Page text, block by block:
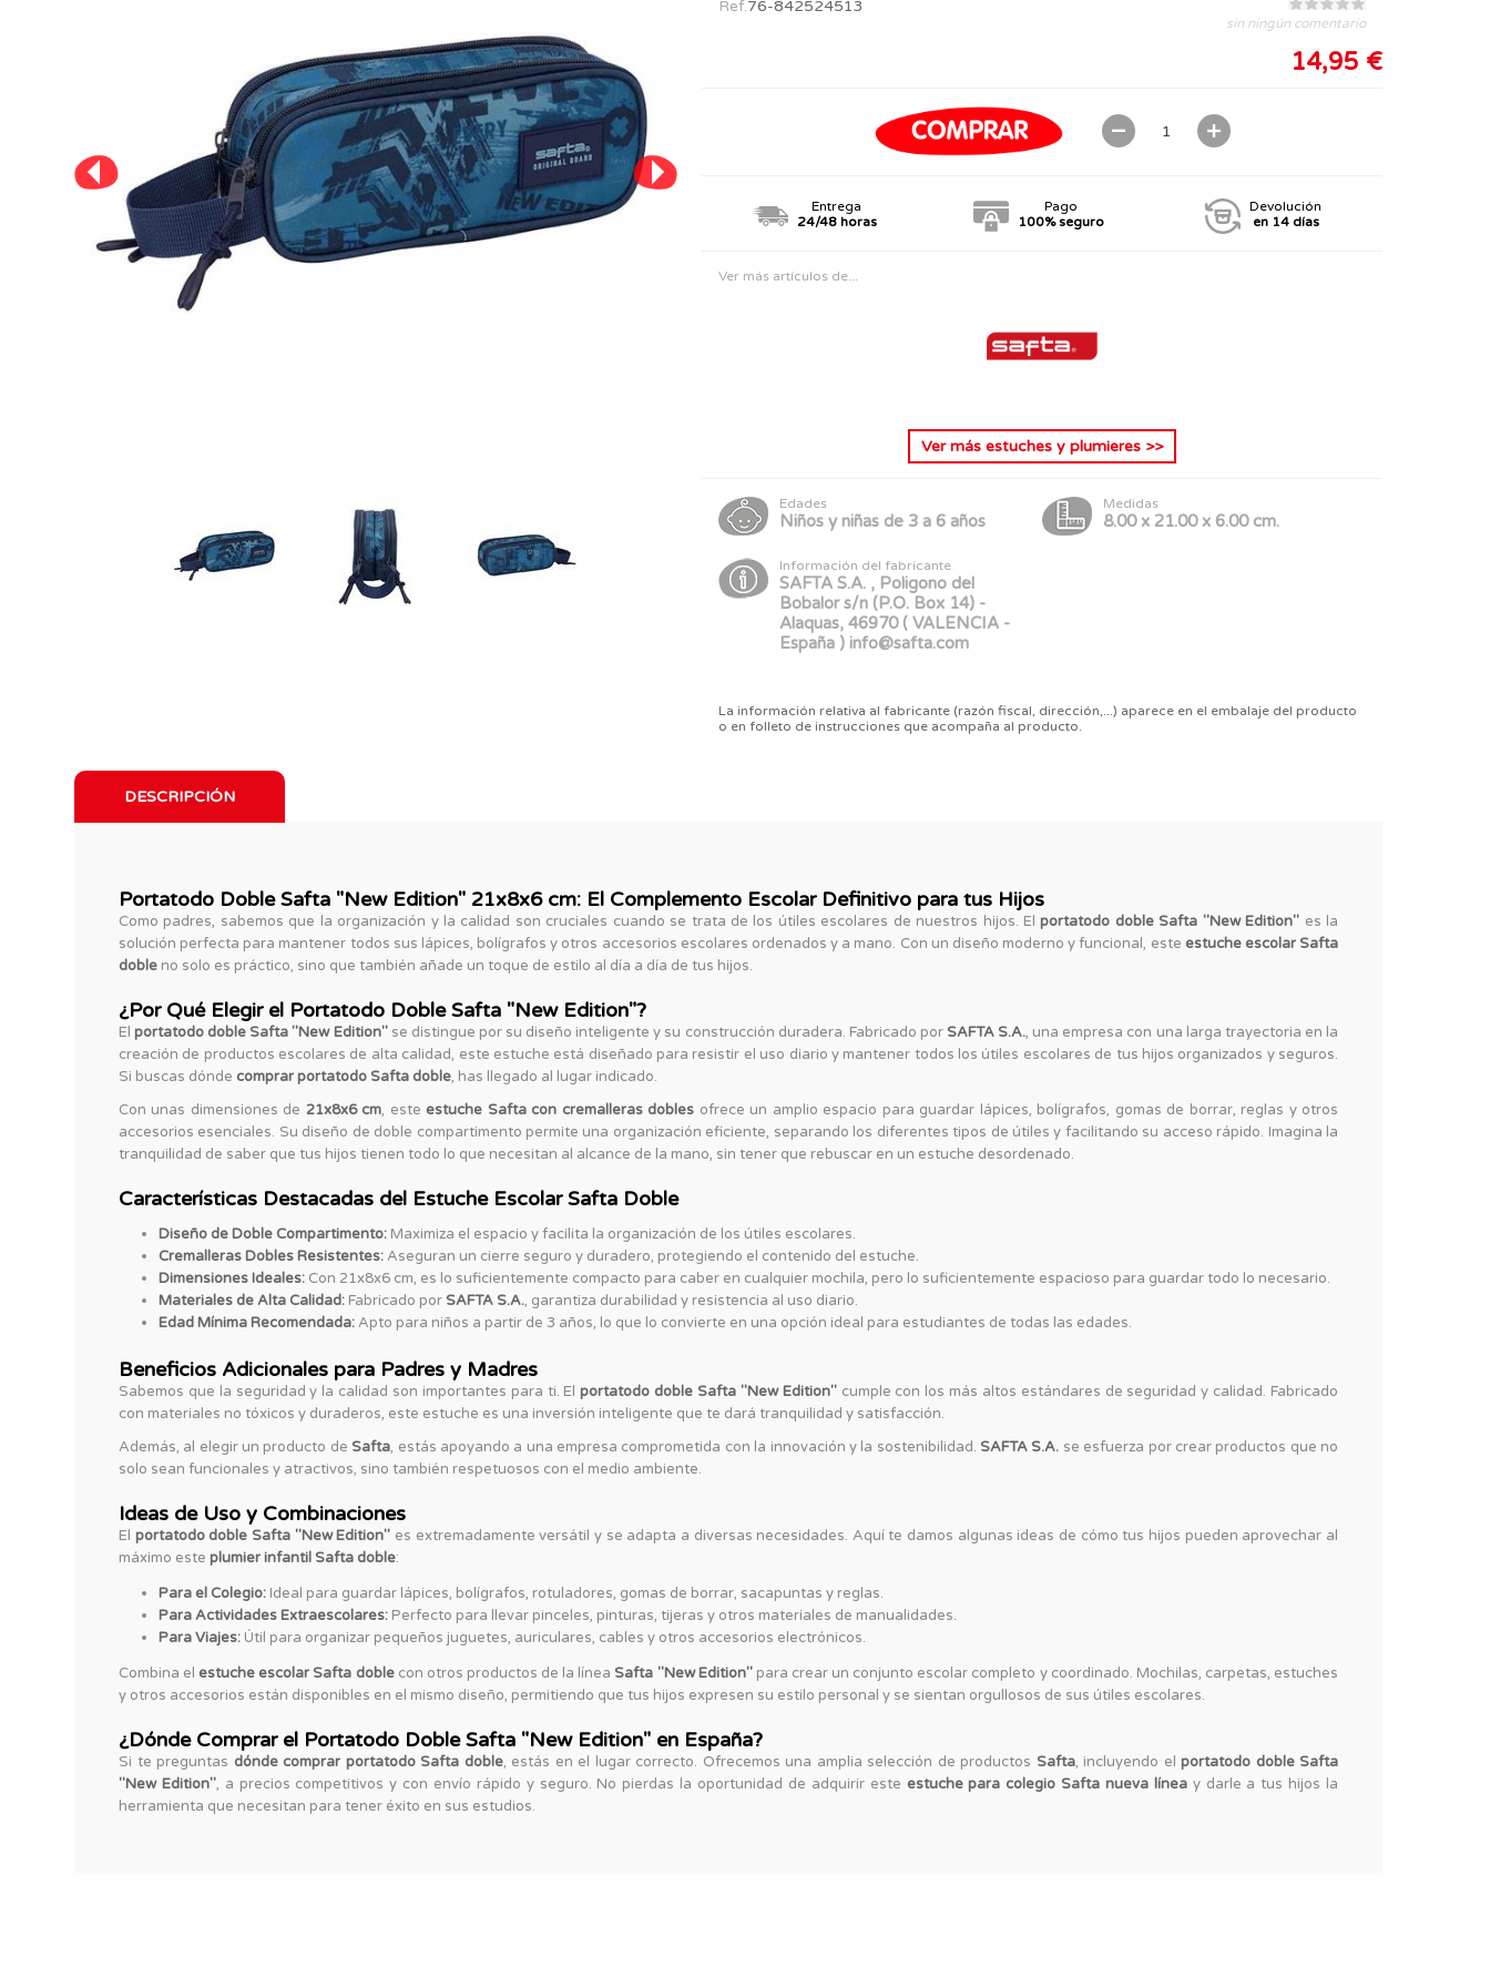
PERSONAJES
Ref.76-842524513
sin ningún comentario
14,95 €
Entrega
24/48 horas
Pago
100% seguro
Devolución
en 14 días
Ver más artículos de...
Ver másestuches y plumieres >>
Edades
Niños y niñas de 3 a 6 años
Medidas
8.00 x 21.00 x 6.00 cm.
Información del fabricante
SAFTA S.A. , Poligono del
Bobalor s/n (P.O. Box 14) -
Alaquas, 46970 ( VALENCIA -
España ) info@safta.com
La información relativa al fabricante (razón fiscal, dirección,...) aparece en el embalaje del producto
o en folleto de instrucciones que acompaña al producto.
DESCRIPCIÓN
Portatodo Doble Safta "New Edition" 21x8x6 cm: El Complemento Escolar Definitivo para tus Hijos
Como padres, sabemos que la organización y la calidad son cruciales cuando se trata de los útiles escolares de nuestros hijos. Elportatodo doble Safta "New Edition" es la
solución perfecta para mantener todos sus lápices, bolígrafos y otros accesorios escolares ordenados y a mano. Con un diseño moderno y funcional, este estuche escolar Safta
doble no solo es práctico, sino que también añade un toque de estilo al día a día de tus hijos.
¿Por Qué Elegir el Portatodo Doble Safta "New Edition"?
Elportatodo doble Safta "New Edition"se distingue por su diseño inteligente y su construcción duradera. Fabricado por SAFTA S.A., una empresa con una larga trayectoria en la
creación de productos escolares de alta calidad, este estuche está diseñado para resistir el uso diario y mantener todos los útiles escolares de tus hijos organizados y seguros.
Si buscas dónde comprar portatodo Safta doble, has llegado al lugar indicado.
Con unas dimensiones de 21x8x6 cm, este estuche Safta con cremalleras dobles ofrece un amplio espacio para guardar lápices, bolígrafos, gomas de borrar, reglas y otros
accesorios esenciales. Su diseño de doble compartimento permite una organización eficiente, separando los diferentes tipos de útiles y facilitando su acceso rápido. Imagina la
tranquilidad de saber que tus hijos tienen todo lo que necesitan al alcance de la mano, sin tener que rebuscar en un estuche desordenado.
Características Destacadas del Estuche Escolar Safta Doble
Diseño de Doble Compartimento: Maximiza el espacio y facilita la organización de los útiles escolares.
Cremalleras Dobles Resistentes:Aseguran un cierre seguro y duradero, protegiendo el contenido del estuche.
Dimensiones Ideales: Con 21x8x6 cm, es lo suficientemente compacto para caber en cualquier mochila, pero lo suficientemente espacioso para guardar todo lo necesario.
Materiales de Alta Calidad: Fabricado por SAFTA S.A., garantiza durabilidad y resistencia al uso diario.
Edad Mínima Recomendada:Apto para niños a partir de 3 años, lo que lo convierte en una opción ideal para estudiantes de todas las edades.
Beneficios Adicionales para Padres y Madres
Sabemos que la seguridad y la calidad son importantes para ti. Elportatodo doble Safta "New Edition"cumple con los más altos estándares de seguridad y calidad. Fabricado
con materiales no tóxicos y duraderos, este estuche es una inversión inteligente que te dará tranquilidad y satisfacción.
Además, al elegir un producto de Safta, estás apoyando a una empresa comprometida con la innovación y la sostenibilidad. SAFTA S.A. se esfuerza por crear productos que no
solo sean funcionales y atractivos, sino también respetuosos con el medio ambiente.
Ideas de Uso y Combinaciones
El portatodo doble Safta "New Edition" es extremadamente versátil y se adapta a diversas necesidades. Aquí te damos algunas ideas de cómo tus hijos pueden aprovechar al
máximo este plumier infantil Safta doble:
Para el Colegio: Ideal para guardar lápices, bolígrafos, rotuladores, gomas de borrar, sacapuntas y reglas.
Para Actividades Extraescolares: Perfecto para llevar pinceles, pinturas, tijeras y otros materiales de manualidades.
Para Viajes: Útil para organizar pequeños juguetes, auriculares, cables y otros accesorios electrónicos.
Combina el estuche escolar Safta doblecon otros productos de la línea Safta "New Edition"para crear un conjunto escolar completo y coordinado. Mochilas, carpetas, estuches
y otros accesorios están disponibles en el mismo diseño, permitiendo que tus hijos expresen su estilo personal y se sientan orgullosos de sus útiles escolares.
¿Dónde Comprar el Portatodo Doble Safta "New Edition" en España?
Si te preguntas dónde comprar portatodo Safta doble, estás en el lugar correcto. Ofrecemos una amplia selección de productos Safta, incluyendo el portatodo doble Safta
"New Edition", a precios competitivos y con envío rápido y seguro. No pierdas la oportunidad de adquirir este estuche para colegio Safta nueva líneay darle a tus hijos la
herramienta que necesitan para tener éxito en sus estudios.